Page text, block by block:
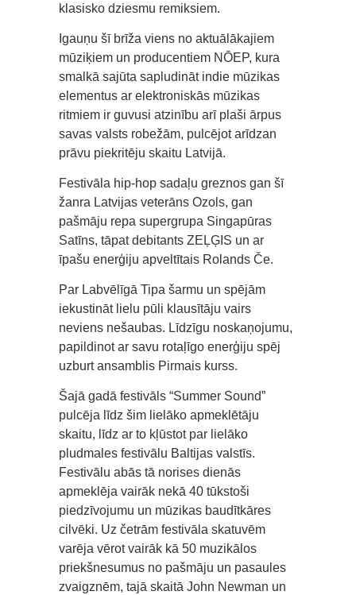
klasisko dziesmu remiksiem.
Igauņu šī brīža viens no aktuālākajiem
mūziķiem un producentiem NŌEP, kura
smalkā sajūta sapludināt indie mūzikas
elementus ar elektroniskās mūzikas
ritmiem ir guvusi atzinību arī plaši ārpus
savas valsts robežām, pulcējot arīdzan
prāvu piekritēju skaitu Latvijā.
Festivāla hip-hop sadaļu greznos gan šī
žanra Latvijas veterāns Ozols, gan
pašmāju repa supergrupa Singapūras
Satīns, tāpat debitants ZEĻĢIS un ar
īpašu enerģiju apveltītais Rolands Če.
Par Labvēlīgā Tipa šarmu un spējām
iekustināt lielu pūli klausītāju vairs
neviens nešaubas. Līdzīgu noskaņojumu,
papildinot ar savu rotaļīgo enerģiju spēj
uzburt ansamblis Pirmais kurss.
Šajā gadā festivāls “Summer Sound”
pulcēja līdz šim lielāko apmeklētāju
skaitu, līdz ar to kļūstot par lielāko
pludmales festivālu Baltijas valstīs.
Festivālu abās tā norises dienās
apmeklēja vairāk nekā 40 tūkstoši
piedzīvojumu un mūzikas baudītkāres
cilvēki. Uz četrām festivāla skatuvēm
varēja vērot vairāk kā 50 muzikālos
priekšnesumus no pašmāju un pasaules
zvaigznēm, tajā skaitā John Newman un